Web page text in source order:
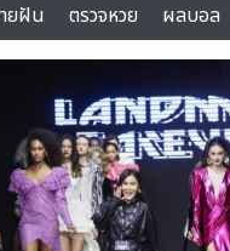
ยฝัน ตรวจหวย ผลบอล